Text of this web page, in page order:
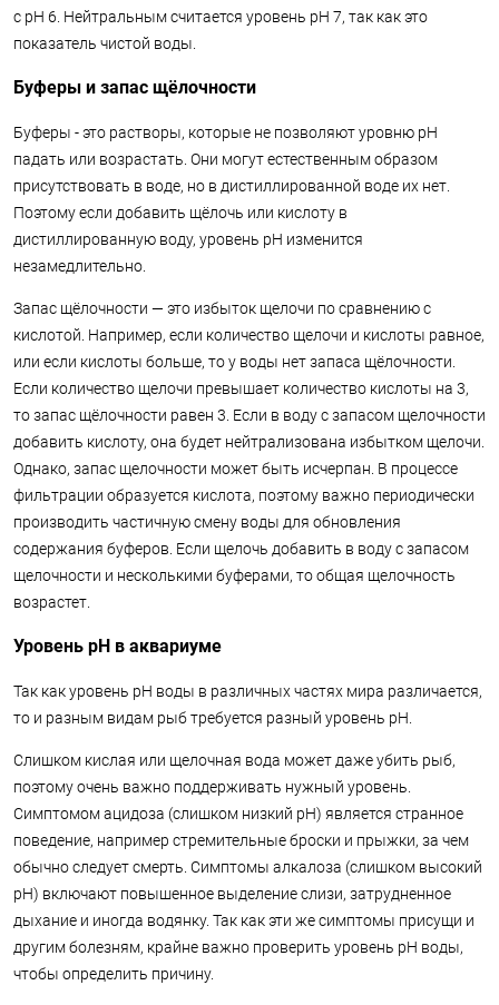
с pH 6. Нейтральным считается уровень pH 7, так как это
показатель чистой воды.
Буферы и запас щёлочности
Буферы - это растворы, которые не позволяют уровню pH
падать или возрастать. Они могут естественным образом
присутствовать в воде, но в дистиллированной воде их нет.
Поэтому если добавить щёлочь или кислоту в
дистиллированную воду, уровень pH изменится
незамедлительно.
Запас щёлочности — это избыток щелочи по сравнению с
кислотой. Например, если количество щелочи и кислоты равное,
или если кислоты больше, то у воды нет запаса щёлочности.
Если количество щелочи превышает количество кислоты на 3,
то запас щёлочности равен 3. Если в воду с запасом щелочности
добавить кислоту, она будет нейтрализована избытком щелочи.
Однако, запас щелочности может быть исчерпан. В процессе
фильтрации образуется кислота, поэтому важно периодически
производить частичную смену воды для обновления
содержания буферов. Если щелочь добавить в воду с запасом
щелочности и несколькими буферами, то общая щелочность
возрастет.
Уровень рН в аквариуме
Так как уровень pH воды в различных частях мира различается,
то и разным видам рыб требуется разный уровень pH.
Слишком кислая или щелочная вода может даже убить рыб,
поэтому очень важно поддерживать нужный уровень.
Симптомом ацидоза (слишком низкий pH) является странное
поведение, например стремительные броски и прыжки, за чем
обычно следует смерть. Симптомы алкалоза (слишком высокий
pH) включают повышенное выделение слизи, затрудненное
дыхание и иногда водянку. Так как эти же симптомы присущи и
другим болезням, крайне важно проверить уровень pH воды,
чтобы определить причину.